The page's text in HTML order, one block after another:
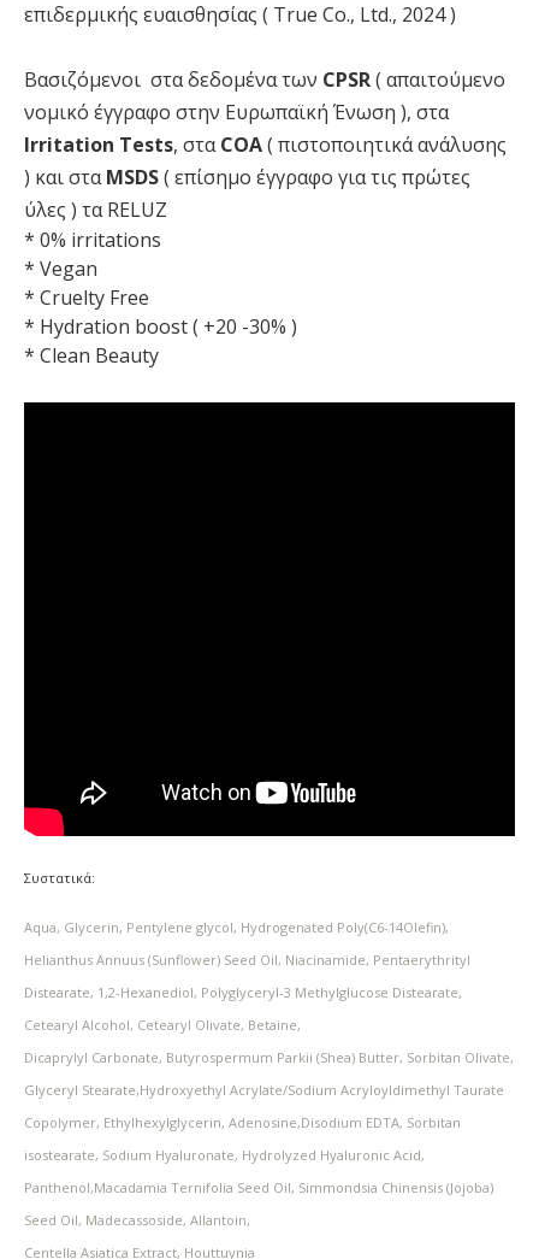
επιδερμικής ευαισθησίας ( True Co., Ltd., 2024 )
Βασιζόμενοι στα δεδομένα των CPSR( απαιτούμενο
νομικό έγγραφο στην Ευρωπαϊκή Ένωση ), στα
Irritation Tests, σταCOA( πιστοποιητικά ανάλυσης
) και σταMSDS( επίσημο έγγραφο για τις πρώτες
ύλες ) τα RELUZ
* 0% irritations
* Vegan
* Cruelty Free
* Hydration boost ( +20 -30% )
* Clean Beauty
Συστατικά:
Aqua, Glycerin, Pentylene glycol, Hydrogenated Poly(C6-14Olefin),
Helianthus Annuus (Sunflower) Seed Oil, Niacinamide, Pentaerythrityl
Distearate, 1,2-Hexanediol, Polyglyceryl-3 Methylglucose Distearate,
Cetearyl Alcohol, Cetearyl Olivate, Betaine,
Dicaprylyl Carbonate, Butyrospermum Parkii (Shea) Butter, Sorbitan Olivate,
Glyceryl Stearate,Hydroxyethyl Acrylate/Sodium Acryloyldimethyl Taurate
Copolymer, Ethylhexylglycerin, Adenosine,Disodium EDTA, Sorbitan
isostearate, Sodium Hyaluronate, Hydrolyzed Hyaluronic Acid,
Panthenol,Macadamia Ternifolia Seed Oil, Simmondsia Chinensis (Jojoba)
Seed Oil, Madecassoside, Allantoin,
Centella Asiatica Extract, Houttuynia